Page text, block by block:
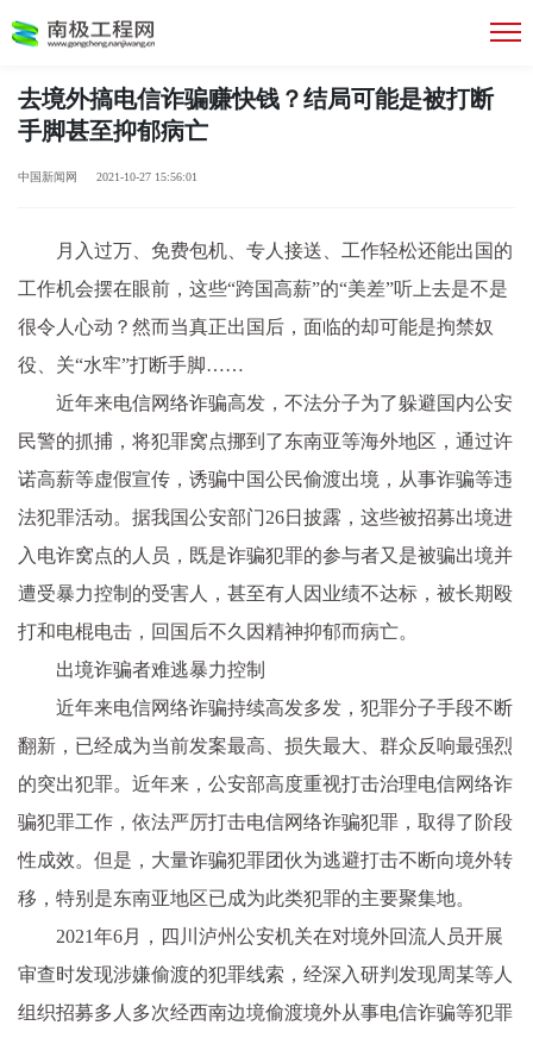
去境外搞电信诈骗赚快钱？结局可能是被打断
手脚甚至抑郁病亡
中国新闻网 2021-10-27 15:56:01
月入过万、免费包机、专人接送、工作轻松还能出国的
工作机会摆在眼前，这些“跨国高薪”的“美差”听上去是不是
很令人心动？然而当真正出国后，面临的却可能是拘禁奴
役、关“水牢”打断手脚……
近年来电信网络诈骗高发，不法分子为了躲避国内公安
民警的抓捕，将犯罪窝点挪到了东南亚等海外地区，通过许
诺高薪等虚假宣传，诱骗中国公民偷渡出境，从事诈骗等违
法犯罪活动。据我国公安部门26日披露，这些被招募出境进
入电诈窝点的人员，既是诈骗犯罪的参与者又是被骗出境并
遭受暴力控制的受害人，甚至有人因业绩不达标，被长期殴
打和电棍电击，回国后不久因精神抑郁而病亡。
出境诈骗者难逃暴力控制
近年来电信网络诈骗持续高发多发，犯罪分子手段不断
翻新，已经成为当前发案最高、损失最大、群众反响最强烈
的突出犯罪。近年来，公安部高度重视打击治理电信网络诈
骗犯罪工作，依法严厉打击电信网络诈骗犯罪，取得了阶段
性成效。但是，大量诈骗犯罪团伙为逃避打击不断向境外转
移，特别是东南亚地区已成为此类犯罪的主要聚集地。
2021年6月，四川泸州公安机关在对境外回流人员开展
审查时发现涉嫌偷渡的犯罪线索，经深入研判发现周某等人
组织招募多人多次经西南边境偷渡境外从事电信诈骗等犯罪